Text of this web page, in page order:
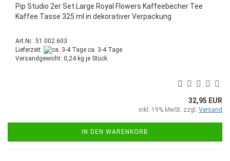
Pip Studio 2er Set Large Royal Flowers Kaffeebecher Tee
Kaffee Tasse 325 ml in dekorativer Verpackung
Art.Nr.: 51.002.603
Lieferzeit:
ca. 3-4 Tage
Versandgewicht: 0,24kg je Stück
32,95 EUR
inkl. 19% MwSt. zzgl. Versand
IN DEN WARENKORB